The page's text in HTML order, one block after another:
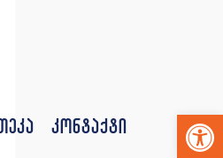
კონტაქტი